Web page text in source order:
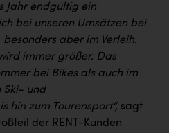
Jahr endgültig ein
bei unseren Umsätzen bei
aber im Verleih.
immer größer. Das
bei Bikes als auch im
Ski- und
hin zum Tourensport“, sagt
der RENT-Kunden